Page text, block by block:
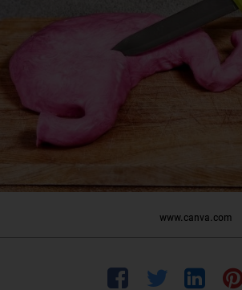
www.canva.com